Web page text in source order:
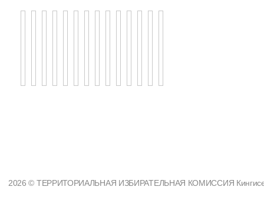
2026 © ТЕРРИТОРИАЛЬНАЯ ИЗБИРАТЕЛЬНАЯ КОМИССИЯ